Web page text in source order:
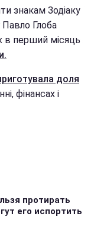
знакам Зодіаку
Павло Глоба
в перший місяць
доля
фінансах і
протирать
его испортить